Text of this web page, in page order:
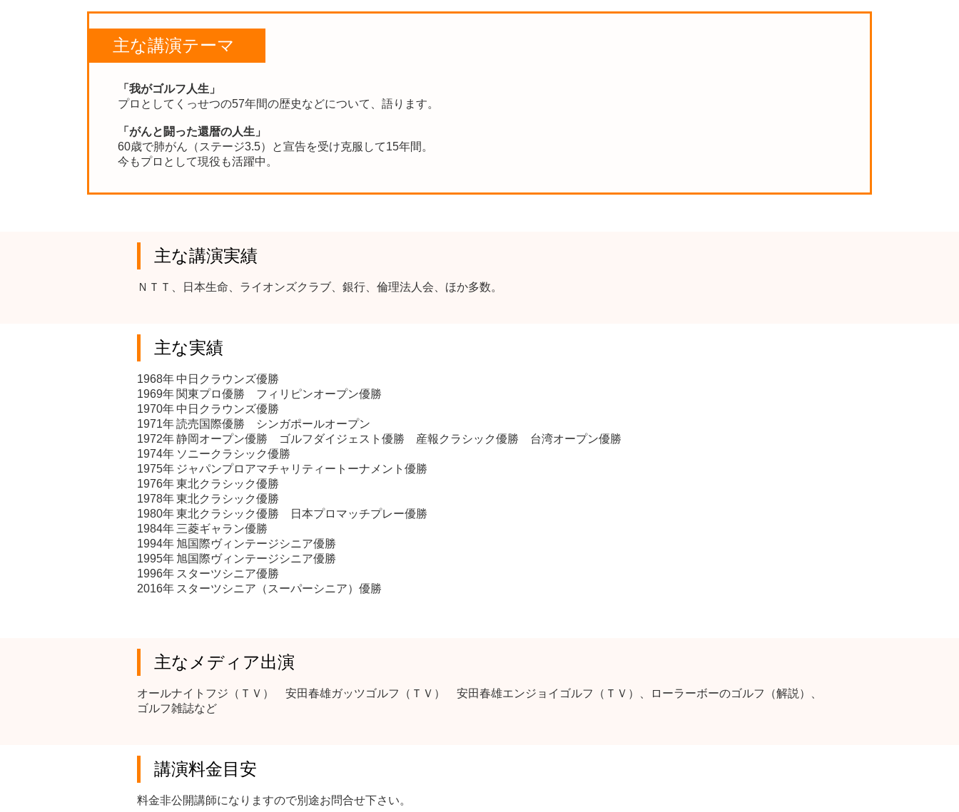
主な講演テーマ
「我がゴルフ人生」
プロとしてくっせつの57年間の歴史などについて、語ります。
「がんと闘った還暦の人生」
60歳で肺がん（ステージ3.5）と宣告を受け克服して15年間。
今もプロとして現役も活躍中。
主な講演実績
ＮＴＴ、日本生命、ライオンズクラブ、銀行、倫理法人会、ほか多数。
主な実績
1968年 中日クラウンズ優勝
1969年 関東プロ優勝 フィリピンオープン優勝
1970年 中日クラウンズ優勝
1971年読売国際優勝 シンガポールオープン
1972年静岡オープン優勝 ゴルフダイジェスト優勝 産報クラシック優勝 台湾オープン優勝
1974年 ソニークラシック優勝
1975年 ジャパンプロアマチャリティートーナメント優勝
1976年東北クラシック優勝
1978年東北クラシック優勝
1980年東北クラシック優勝 日本プロマッチプレー優勝
1984年 三菱ギャラン優勝
1994年 旭国際ヴィンテージシニア優勝
1995年 旭国際ヴィンテージシニア優勝
1996年 スターツシニア優勝
2016年 スターツシニア（スーパーシニア）優勝
主なメディア出演
オールナイトフジ（ＴＶ） 安田春雄ガッツゴルフ（ＴＶ） 安田春雄エンジョイゴルフ（ＴＶ）、ローラーボーのゴルフ（解説）、
ゴルフ雑誌など
講演料金目安
料金非公開講師になりますので別途お問合せ下さい。